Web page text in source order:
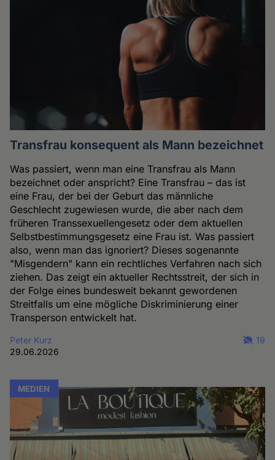
Transfrau konsequent als Mann bezeichnet
Was passiert, wenn man eine Transfrau als Mann
bezeichnet oder anspricht? Eine Transfrau – das ist
eine Frau, der bei der Geburt das männliche
Geschlecht zugewiesen wurde, die aber nach dem
früheren Transsexuellengesetz oder dem aktuellen
Selbstbestimmungsgesetz eine Frau ist. Was passiert
also, wenn man das ignoriert? Dieses sogenannte
"Misgendern" kann ein rechtliches Verfahren nach sich
ziehen. Das zeigt ein aktueller Rechtsstreit, der sich in
der Folge eines bundesweit bekannt gewordenen
Streitfalls um eine mögliche Diskriminierung einer
Transperson entwickelt hat.
Peter Kurz
29.06.2026
19
MEDIEN